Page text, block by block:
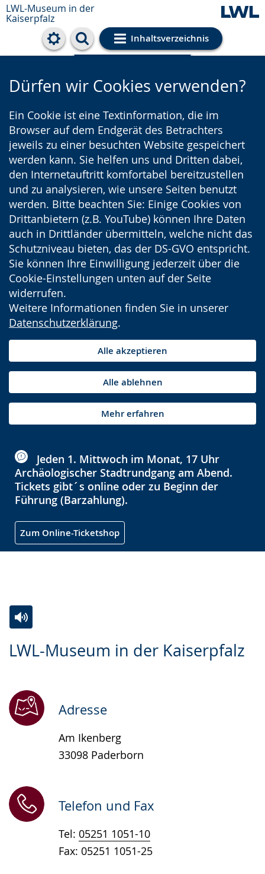
LWL-Museum in der
Kaiserpfalz
Inhaltsverzeichnis
Cookie-Einstellungen
Dürfen wir Cookies verwenden?
Ein Cookie ist eine Textinformation, die im
Browser auf dem Endgerät des Betrachters
jeweils zu einer besuchten Website gespeichert
werden kann. Sie helfen uns und Dritten dabei,
den Internetauftritt komfortabel bereitzustellen
und zu analysieren, wie unsere Seiten benutzt
werden. Bitte beachten Sie: Einige Cookies von
Drittanbietern (z.B. YouTube) können Ihre Daten
auch in Drittländer übermitteln, welche nicht das
Schutzniveau bieten, das der DS-GVO entspricht.
Sie können Ihre Einwilligung jederzeit über die
Cookie-Einstellungen unten auf der Seite
widerrufen.
Weitere Informationen finden Sie in unserer
Datenschutzerklärung.
Alle akzeptieren
Alle ablehnen
Mehr erfahren
Jeden 1. Mittwoch im Monat, 17 Uhr
Archäologischer Stadtrundgang am Abend.
Tickets gibt´s online oder zu Beginn der
Führung (Barzahlung).
Zum Online-Ticketshop
LWL-Museum in der Kaiserpfalz
Leichten
wechseln.
Audio-
Video
Deutscher
Gebärdensprache
wird
Adresse
Am Ikenberg
33098 Paderborn
Telefon und Fax
Tel: 05251 1051-10
Fax: 05251 1051-25